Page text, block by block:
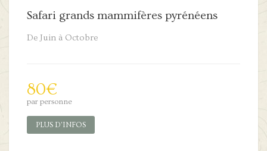
Safari grands mammifères pyrénéens
De Juin à Octobre
80€
par personne
PLUS D'INFOS